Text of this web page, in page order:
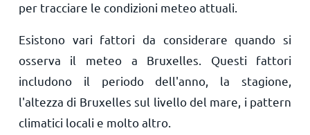
per tracciare le condizioni meteo attuali.
Esistono vari fattori da considerare quando si
osserva il meteo a Bruxelles. Questi fattori
includono il periodo dell'anno, la stagione,
l'altezza di Bruxelles sul livello del mare, i pattern
climatici locali e molto altro.